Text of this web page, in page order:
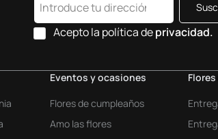
Acepto la política deprivacidad.
Eventos y ocasiones
Flores de cumpleaños
Amo las flores